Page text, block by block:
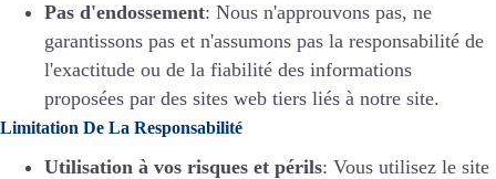
Pas d'endossement: Nous n'approuvons pas, ne
garantissons pas et n'assumons pas la responsabilité de
l'exactitude ou de la fiabilité des informations
proposées par des sites web tiers liés à notre site.
Limitation De La Responsabilité
Utilisation à vos risques et périls: Vous utilisez le site